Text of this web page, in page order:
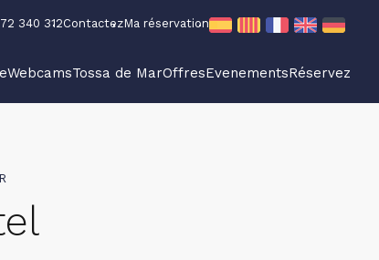
340 312ContactezMa réservation
WebcamsTossa de MarOffresEvenementsRéservez